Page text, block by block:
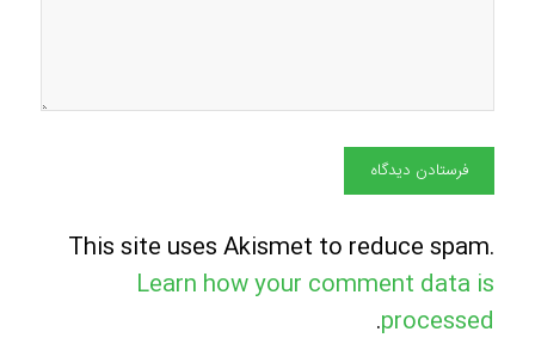
This site uses Akismet to reduce spam.
Learn how your comment data is
processed
.